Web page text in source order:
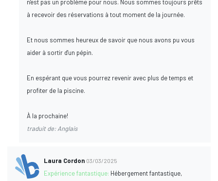
n'est pas un problème pour nous. Nous sommes toujours prêts
à recevoir des réservations à tout moment de la journée.
Et nous sommes heureux de savoir que nous avons pu vous
aider à sortir d'un pépin.
En espérant que vous pourrez revenir avec plus de temps et
profiter de la piscine.
À la prochaine!
traduit de: Anglais
Laura Cordon 03/03/2025
Expérience fantastique: Hébergement fantastique,